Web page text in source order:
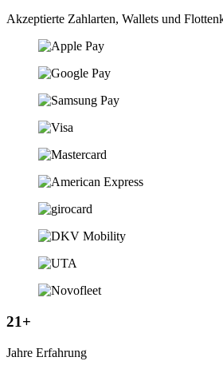
Akzeptierte Zahlarten, Wallets und
21+
Jahre Erfahrung